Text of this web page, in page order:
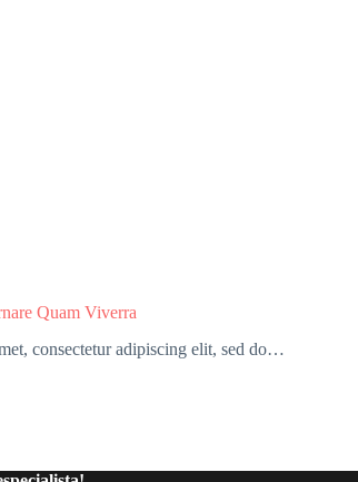
Quam Viverra
consectetur adipiscing elit, sed do…